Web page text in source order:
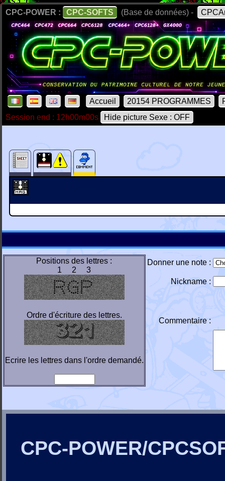
CPC-POWER : CPC-SOFTS (Base de données) -
Accueil 20154 PROGRAMMES
Session end : 12h00m00s
Hide picture Sexe : OFF
Positions des lettres :
1 2 3
Ordre d'écriture des lettres.
Ecrire les lettres dans l'ordre demandé.
Donner une note :
Nickname :
Commentaire :
CPC-POWER/